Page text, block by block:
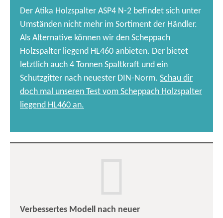
Der Atika Holzspalter ASP4 N-2 befindet sich unter
Umständen nicht mehr im Sortiment der Händler.
Als Alternative können wir den Scheppach
Holzspalter liegend HL460 anbieten. Der bietet
letztlich auch 4 Tonnen Spaltkraft und ein
Schutzgitter nach neuester DIN-Norm. Schau dir
doch mal unseren Test vom Scheppach Holzspalter
liegend HL460 an.
Verbessertes Modell nach neuer